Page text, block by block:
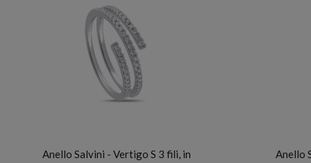
Anello Salvini - Vertigo S 3 fili, in
Anello